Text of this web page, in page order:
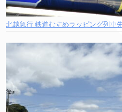
北越急行 鉄道むすめラッピング列車